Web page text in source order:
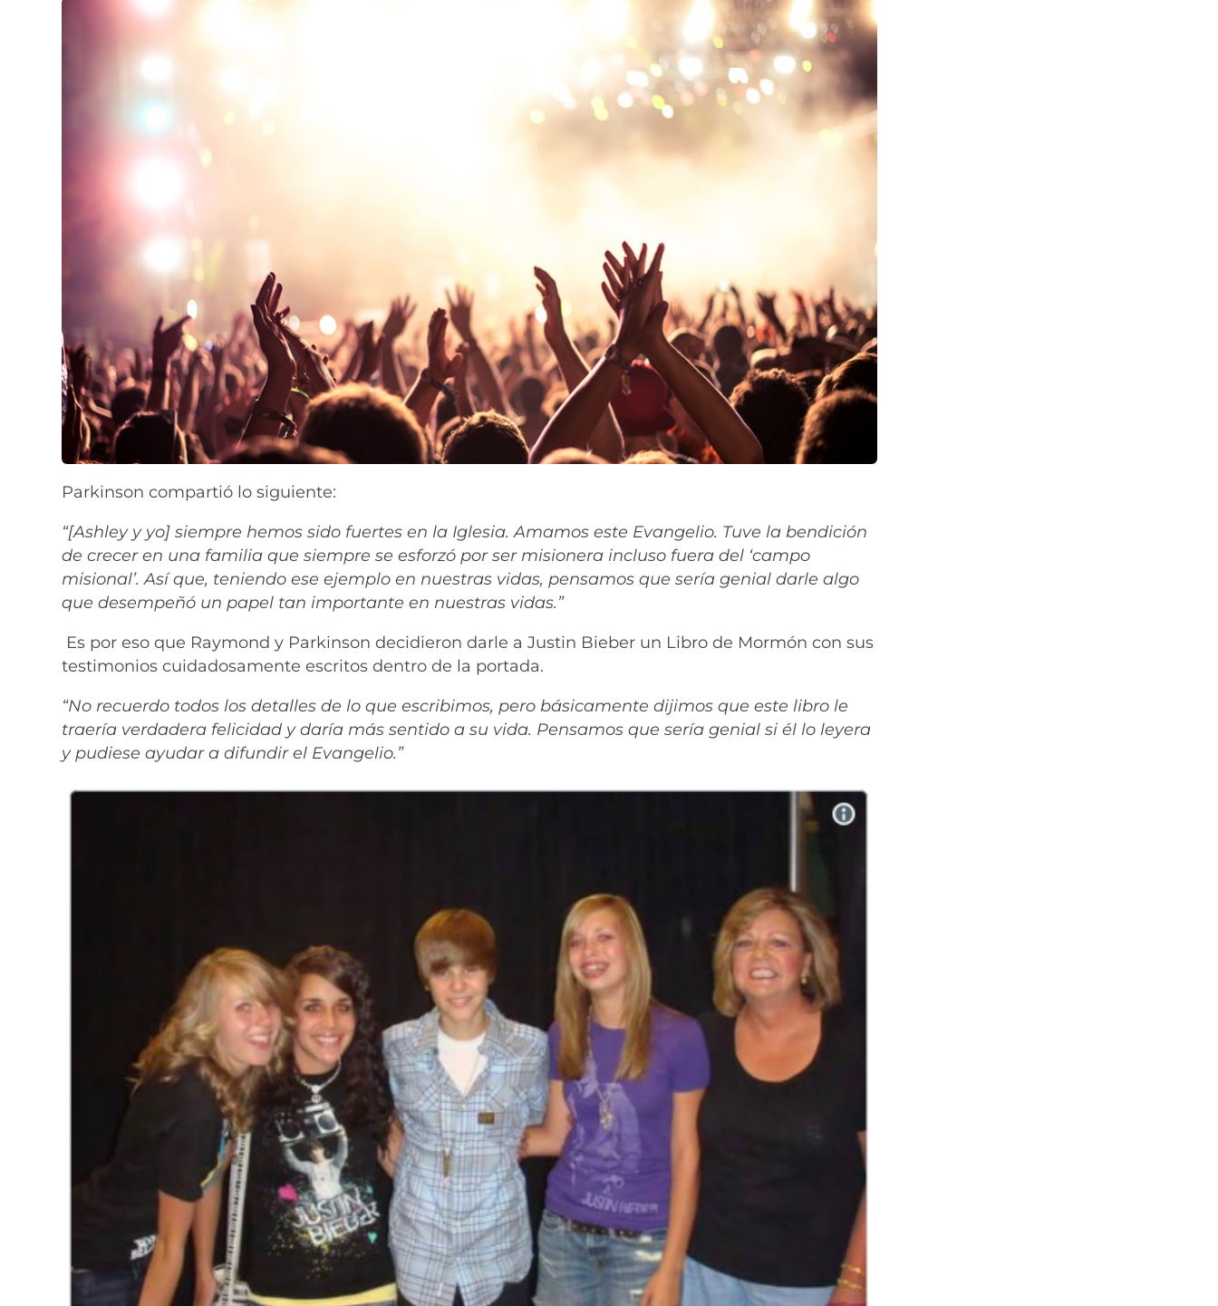
Parkinson compartió lo siguiente:
“[Ashley y yo] siempre hemos sido fuertes en la Iglesia. Amamos este Evangelio. Tuve la bendición
de crecer en una familia que siempre se esforzó por ser misionera incluso fuera del ‘campo
misional’. Así que, teniendo ese ejemplo en nuestras vidas, pensamos que sería genial darle algo
que desempeñó un papel tan importante en nuestras vidas.”
Es por eso que Raymond y Parkinson decidieron darle a Justin Bieber un Libro de Mormón con sus
testimonios cuidadosamente escritos dentro de la portada.
“No recuerdo todos los detalles de lo que escribimos, pero básicamente dijimos que este libro le
traería verdadera felicidad y daría más sentido a su vida. Pensamos que sería genial si él lo leyera
y pudiese ayudar a difundir el Evangelio.”